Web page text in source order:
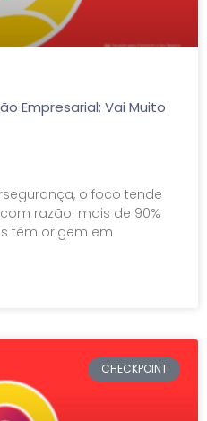
Empresarial: Vai Muito
o foco tende
razão: mais de 90%
têm origem em
CHECKPOINT